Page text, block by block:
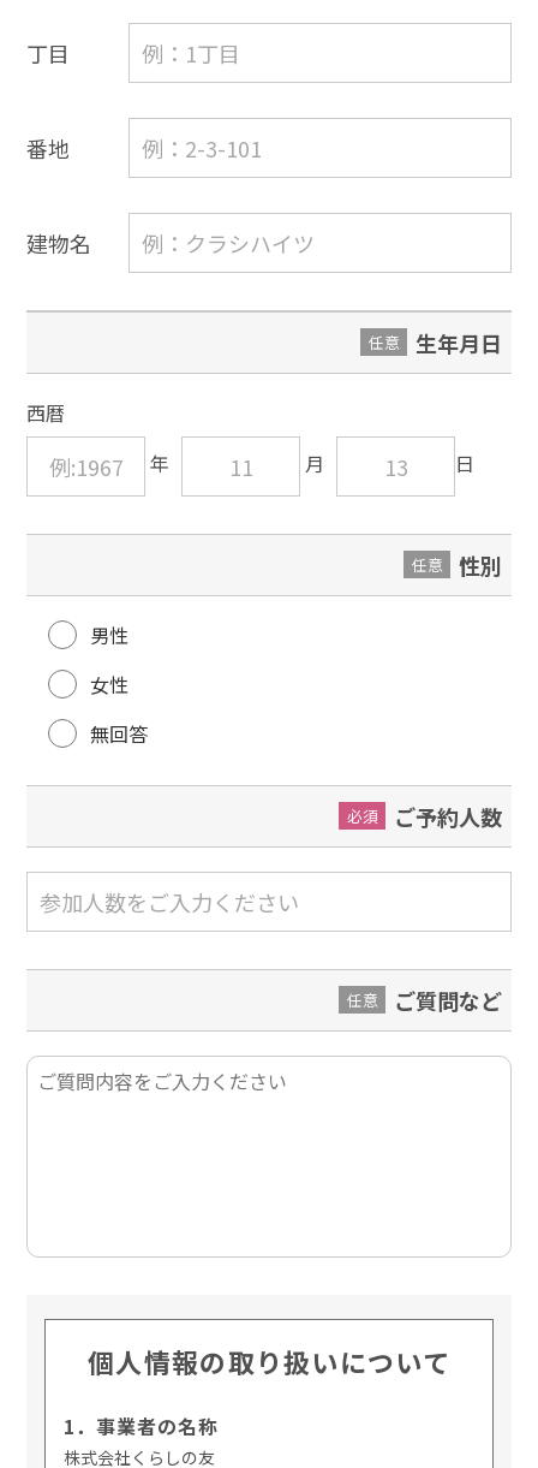
丁目
番地
建物名
生年月日
任意
西暦
性別
任意
男性
女性
無回答
ご予約人数
必須
ご質問など
任意
個人情報の取り扱いについて
1．事業者の名称
株式会社くらしの友